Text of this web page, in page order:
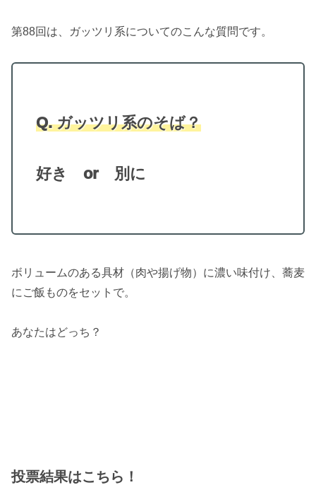
第88回は、ガッツリ系についてのこんな質問です。
Q. ガッツリ系のそば？
好き or 別に
ボリュームのある具材（肉や揚げ物）に濃い味付け、蕎麦
にご飯ものをセットで。
あなたはどっち？
投票結果はこちら！